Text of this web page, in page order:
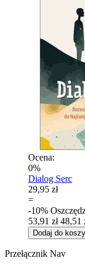
Ocena:
0%
Dialog Serc
29,95 zł
=
-10%
53,91 zł 48,51
Dodaj do
Przełącznik Nav